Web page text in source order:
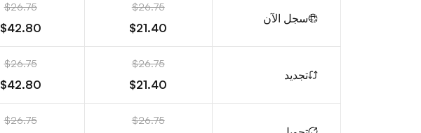
سجل الآن
$26.75
$21.40
$26.75
$42.80
تجديد
$26.75
$21.40
$26.75
$42.80
$26.75
$26.75